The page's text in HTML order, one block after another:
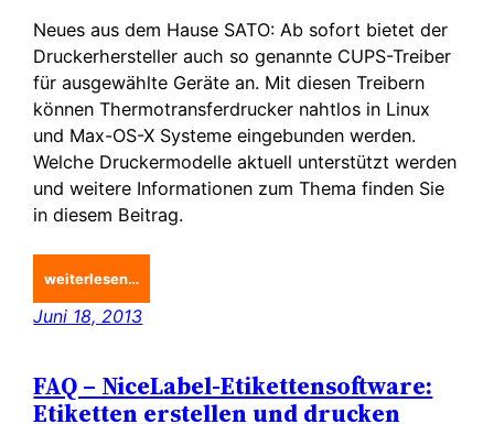
Neues aus dem Hause SATO: Ab sofort bietet der
Druckerhersteller auch so genannte CUPS-Treiber
für ausgewählte Geräte an. Mit diesen Treibern
können Thermotransferdrucker nahtlos in Linux
und Max-OS-X Systeme eingebunden werden.
Welche Druckermodelle aktuell unterstützt werden
und weitere Informationen zum Thema finden Sie
in diesem Beitrag.
weiterlesen…
Juni 18, 2013
FAQ – NiceLabel-Etikettensoftware:
Etiketten erstellen und drucken